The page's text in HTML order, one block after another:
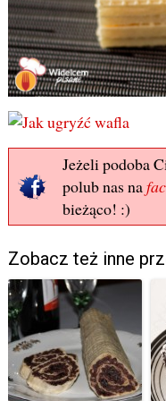
Jeżeli podoba
polub nas na
bieżąco! :)
Zobacz też inne